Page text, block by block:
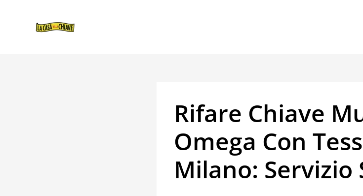
CONTENUTO
Rifare Chiave
Omega Con
Milano: Servizio